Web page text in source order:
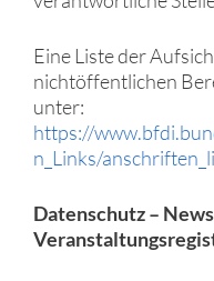
Eine Liste der
nichtöffentlichen
unter:
https://
n_Links/
Datenschutz –